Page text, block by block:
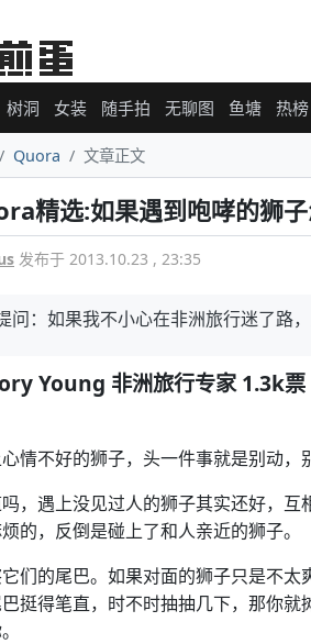
树洞 女装 随手拍 无聊图 鱼塘 热榜
Quora 文章正文
精选:如果遇到咆哮的狮子
发布于 2013.10.23 , 23:35
问：如果我不小心在非洲旅行迷了路
Young 非洲旅行专家 1.3k票
情不好的狮子，头一件事就是别动，
，遇上没见过人的狮子其实还好，
的，反倒是碰上了和人亲近的狮子。
们的尾巴。如果对面的狮子只是不
挺得笔直，时不时抽抽几下，那你